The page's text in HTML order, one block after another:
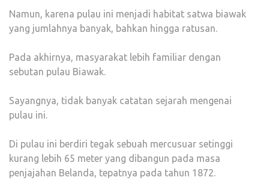
Namun, karena pulau ini menjadi habitat satwa biawak
yang jumlahnya banyak, bahkan hingga ratusan.
Pada akhirnya, masyarakat lebih familiar dengan
sebutan pulau Biawak.
Sayangnya, tidak banyak catatan sejarah mengenai
pulau ini.
Di pulau ini berdiri tegak sebuah mercusuar setinggi
kurang lebih 65 meter yang dibangun pada masa
penjajahan Belanda, tepatnya pada tahun 1872.